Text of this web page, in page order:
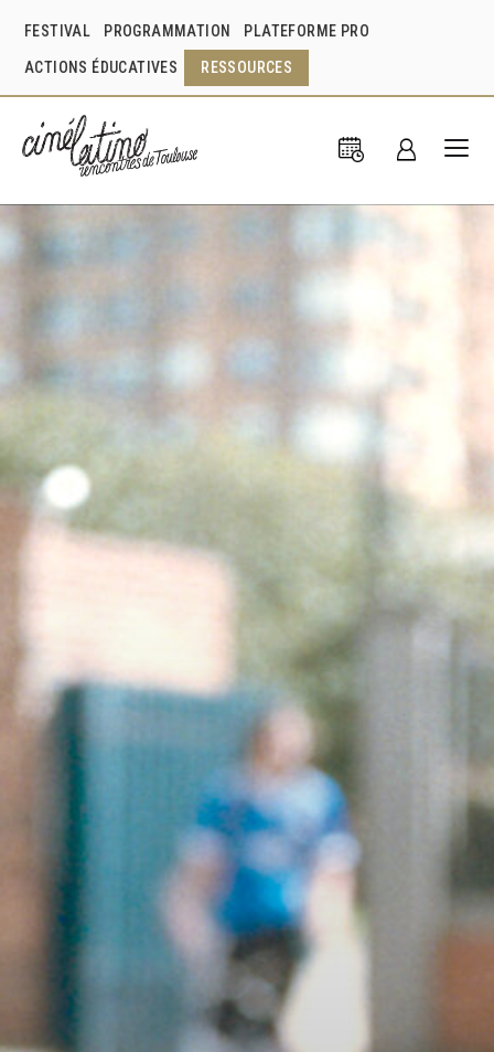
FESTIVAL PROGRAMMATION PLATEFORME PRO
ACTIONS ÉDUCATIVES RESSOURCES